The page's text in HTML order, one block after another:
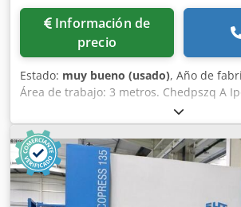
Información de
precio
Estado: muy bueno (usado), Año de
Área de trabajo: 3 metros. Chedpszq A